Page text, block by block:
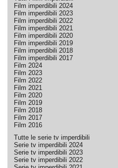
Film imperdibili 2024
Film imperdibili 2023
Film imperdibili 2022
Film imperdibili 2021
Film imperdibili 2020
Film imperdibili 2019
Film imperdibili 2018
Film imperdibili 2017
Film 2024
Film 2023
Film 2022
Film 2021
Film 2020
Film 2019
Film 2018
Film 2017
Film 2016
Tutte le serie tv imperdibili
Serie tv imperdibili 2024
Serie tv imperdibili 2023
Serie tv imperdibili 2022